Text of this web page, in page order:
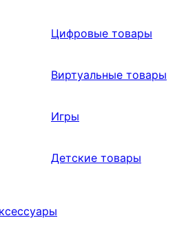
Цифровые товары
Виртуальные товары
Игры
Детские товары